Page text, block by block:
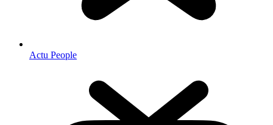
Actu People